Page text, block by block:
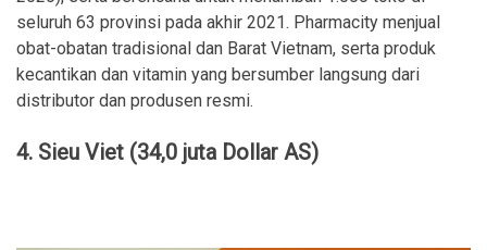
seluruh 63 provinsi pada akhir 2021. Pharmacity menjual
obat-obatan tradisional dan Barat Vietnam, serta produk
kecantikan dan vitamin yang bersumber langsung dari
distributor dan produsen resmi.
4. Sieu Viet (34,0 juta Dollar AS)